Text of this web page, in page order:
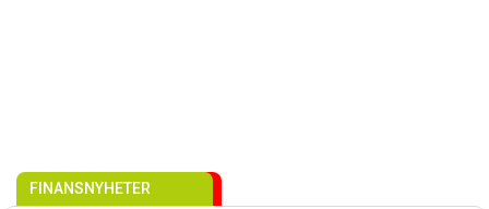
FINANSNYHETER